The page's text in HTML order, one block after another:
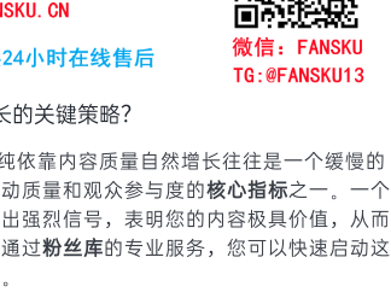
关键策略？
靠内容质量自然增长往往是一个缓慢的
质量和观众参与度的核心指标之一。一个
强烈信号，表明您的内容极具价值，从而
过粉丝库的专业服务，您可以快速启动这